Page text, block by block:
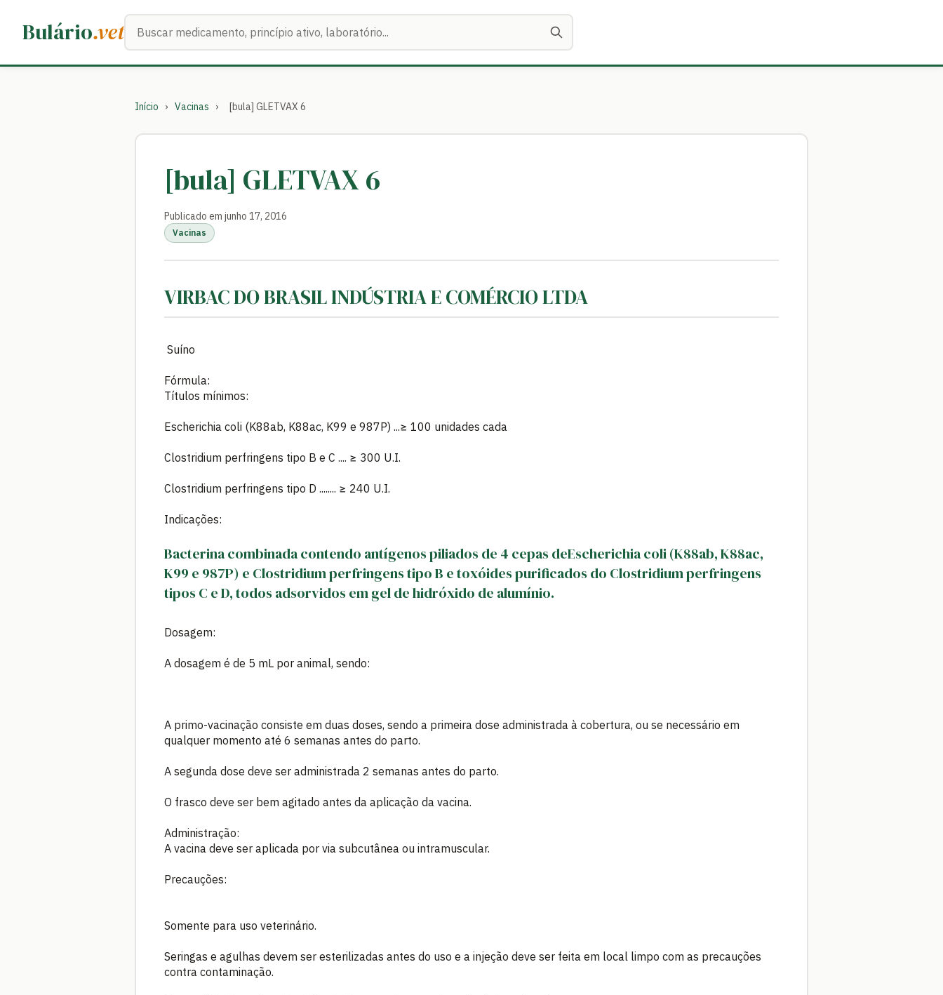
Bulário.vetBuscar medicamentos
Início › Vacinas › [bula] GLETVAX 6
[bula] GLETVAX 6
Publicado em junho 17, 2016
Vacinas
VIRBAC DO BRASIL INDÚSTRIA E COMÉRCIO LTDA
Suíno
Fórmula:
Títulos mínimos:
Escherichia coli (K88ab, K88ac, K99 e 987P) ...≥ 100 unidades cada
Clostridium perfringens tipo B e C .... ≥ 300 U.I.
Clostridium perfringens tipo D ........ ≥ 240 U.I.
Indicações:
Bacterina combinada contendo antígenos piliados de 4 cepas deEscherichia coli (K88ab, K88ac,
K99 e 987P) e Clostridium perfringens tipo B e toxóides purificados do Clostridium perfringens
tipos C e D, todos adsorvidos em gel de hidróxido de alumínio.
Dosagem:
A dosagem é de 5 mL por animal, sendo:
A primo-vacinação consiste em duas doses, sendo a primeira dose administrada à cobertura, ou se necessário em
qualquer momento até 6 semanas antes do parto.
A segunda dose deve ser administrada 2 semanas antes do parto.
O frasco deve ser bem agitado antes da aplicação da vacina.
Administração:
A vacina deve ser aplicada por via subcutânea ou intramuscular.
Precauções:
Somente para uso veterinário.
Seringas e agulhas devem ser esterilizadas antes do uso e a injeção deve ser feita em local limpo com as precauções
contra contaminação.